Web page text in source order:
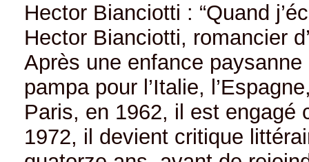
Hector Bianciotti : “Quand
Hector Bianciotti, romancier
Après une enfance
pampa pour l’Italie,
Paris, en 1962, il est engagé
1972, il devient critique